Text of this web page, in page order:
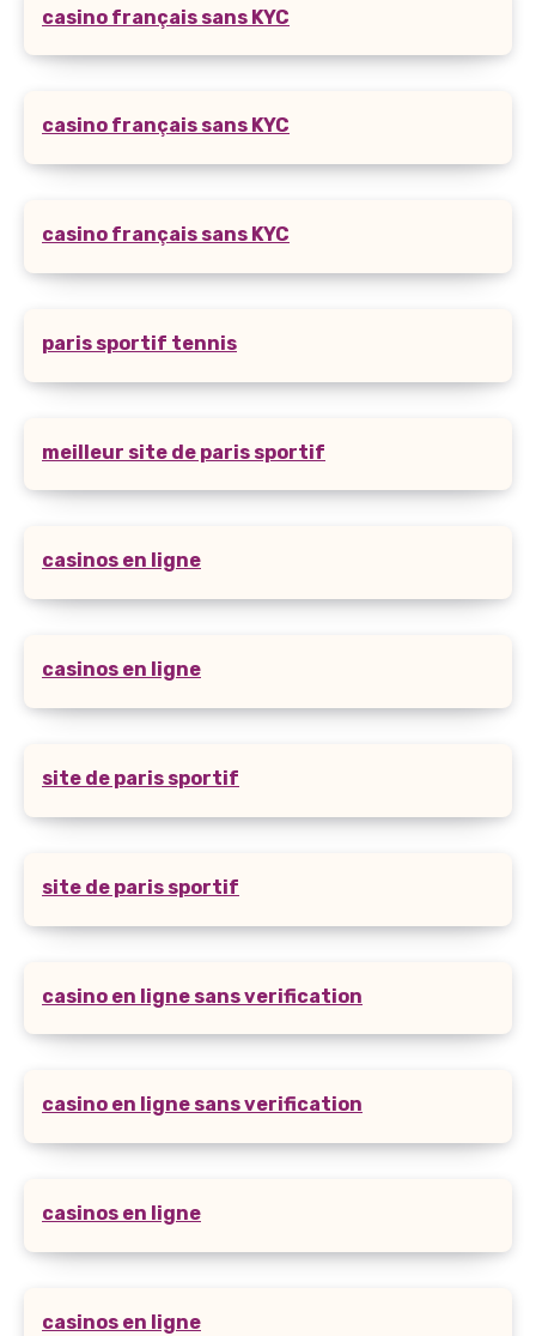
casino français sans KYC
casino français sans KYC
casino français sans KYC
paris sportif tennis
meilleur site de paris sportif
casinos en ligne
casinos en ligne
site de paris sportif
site de paris sportif
casino en ligne sans verification
casino en ligne sans verification
casinos en ligne
casinos en ligne